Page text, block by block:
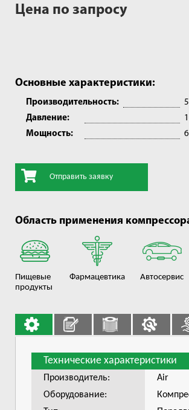
Цена по запросу
Основные характеристики:
Производительность:
Давление:
Мощность:
Отправить заявку
Область применения
Пищевые
продукты
Фармацевтика Автосервис
Технические характеристики
Производитель:
Air
Оборудование: